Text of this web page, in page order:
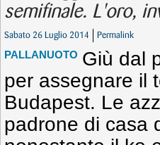
semifinale. L'oro,
Sabato 26 Luglio 2014 Permalink
PALLANUOTO Giù dal
per assegnare il
Budapest. Le
padrone di casa